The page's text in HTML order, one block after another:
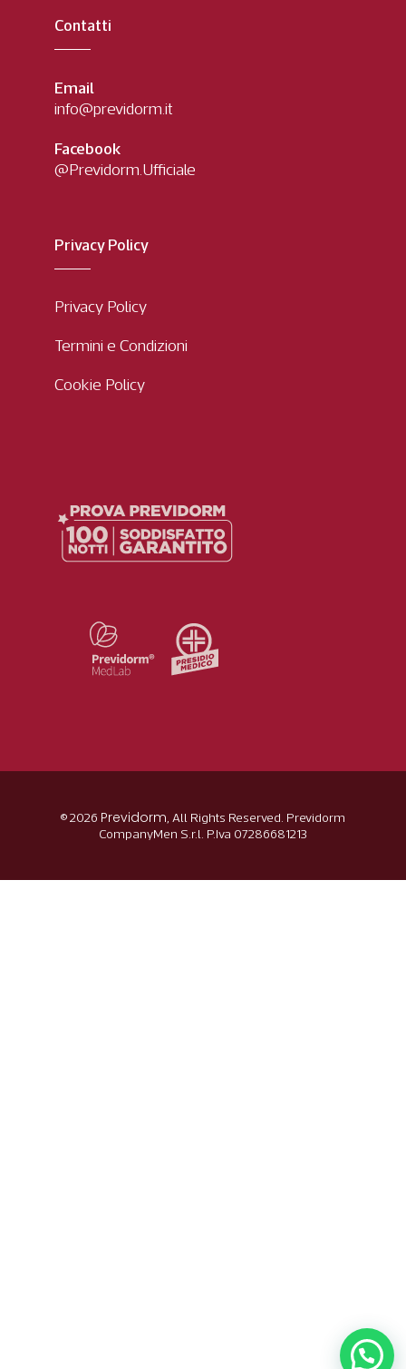
Contatti
Email
info@previdorm.it
Facebook
@Previdorm.Ufficiale
Privacy Policy
Privacy Policy
Termini e Condizioni
Cookie Policy
© 2026 Previdorm , All Rights Reserved. Previdorm
CompanyMen S.r.l. P.Iva 07286681213